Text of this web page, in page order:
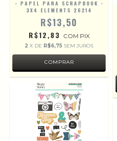
- PAPEL PARA SCRAPBOOK -
3X4 ELEMENTS 26214
R$13,50
R$12,83 COM PIX
2 X DE R$6,75 SEM JUROS